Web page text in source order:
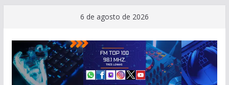
contenido
6 de agosto de 2026